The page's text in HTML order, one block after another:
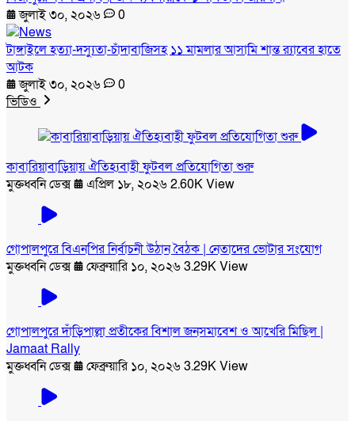
জুলাই ৩০, ২০২৬
0
টাঙ্গাইলে হত্যা-দস্যুতা-চাঁদাবাজিসহ ১১ মামলার আসামি শান্ত র‍্যাবের হাতে
আটক
জুলাই ৩০, ২০২৬
0
ভিডিও
কাবারিয়াবাড়িয়ায় ঐতিহ্যবাহী ফুটবল প্রতিযোগিতা শুরু
মুক্তধ্বনি ডেক্স
এপ্রিল ১৮, ২০২৬2.60K View
গোপালপুরে বিএনপির নির্বাচনী উঠান বৈঠক | নেতাদের ভোটার সংযোগ
মুক্তধ্বনি ডেক্স
ফেব্রুয়ারি ১০, ২০২৬3.29K View
গোপালপুরে দাঁড়িপাল্লা প্রতীকের বিশাল জনসমাবেশ ও আখেরি মিছিল |
Jamaat Rally
মুক্তধ্বনি ডেক্স
ফেব্রুয়ারি ১০, ২০২৬3.29K View